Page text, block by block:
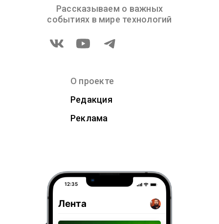
Рассказываем о важных
событиях в мире технологий
О проекте
Редакция
Реклама
12:35
Лента